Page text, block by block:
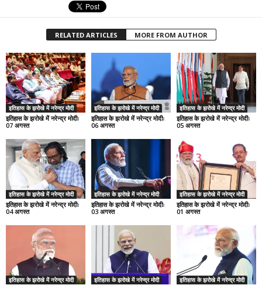
RELATED ARTICLES MORE FROM AUTHOR
इतिहास के झरोखे में नरेन्द्र मोदी
इतिहास के झरोखे में नरेन्द्र मोदीः
07 अगस्त
इतिहास के झरोखे में नरेन्द्र मोदी
इतिहास के झरोखे में नरेन्द्र मोदीः
06 अगस्त
इतिहास के झरोखे में नरेन्द्र मोदी
इतिहास के झरोखे में नरेन्द्र मोदीः
05 अगस्त
इतिहास के झरोखे में नरेन्द्र मोदी
इतिहास के झरोखे में नरेन्द्र मोदीः
04 अगस्त
इतिहास के झरोखे में नरेन्द्र मोदी
इतिहास के झरोखे में नरेन्द्र मोदीः
03 अगस्त
इतिहास के झरोखे में नरेन्द्र मोदी
इतिहास के झरोखे में नरेन्द्र मोदीः
01 अगस्त
इतिहास के झरोखे में नरेन्द्र मोदी इतिहास के झरोखे में नरेन्द्र मोदी इतिहास के झरोखे में नरेन्द्र मोदी